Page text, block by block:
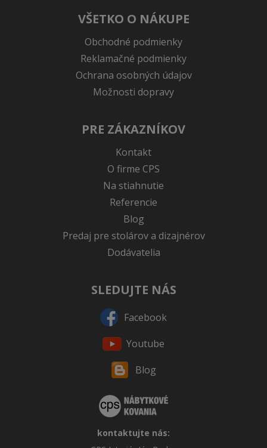
VŠETKO O NÁKUPE
Obchodné podmienky
Reklamačné podmienky
Ochrana osobných údajov
Možnosti dopravy
PRE ZÁKAZNÍKOV
Kontakt
O firme CPS
Na stiahnutie
Referencie
Blog
Predaj pre stolárov a dizajnérov
Dodávatelia
SLEDUJTE NÁS
Facebook
Youtube
Blog
kontaktujte nás: